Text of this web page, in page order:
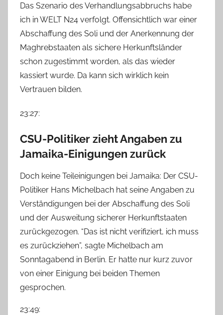
Das Szenario des Verhandlungsabbruchs habe
ich in WELT N24 verfolgt. Offensichtlich war einer
Abschaffung des Soli und der Anerkennung der
Maghrebstaaten als sichere Herkunftsländer
schon zugestimmt worden, als das wieder
kassiert wurde. Da kann sich wirklich kein
Vertrauen bilden.
23:27:
CSU-Politiker zieht Angaben zu
Jamaika-Einigungen zurück
Doch keine Teileinigungen bei Jamaika: Der CSU-
Politiker Hans Michelbach hat seine Angaben zu
Verständigungen bei der Abschaffung des Soli
und der Ausweitung sicherer Herkunftstaaten
zurückgezogen. “Das ist nicht verifiziert, ich muss
es zurückziehen”, sagte Michelbach am
Sonntagabend in Berlin. Er hatte nur kurz zuvor
von einer Einigung bei beiden Themen
gesprochen.
23:49: